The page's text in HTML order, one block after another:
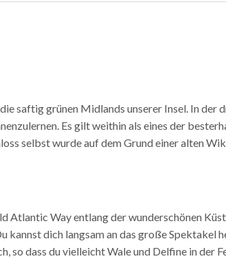
saftig grünen Midlands unserer Insel. In
Es gilt weithin als eines der
selbst wurde auf dem Grund einer alten
Atlantic Way​ entlang der wunderschönen
kannst dich langsam an das große
so dass du vielleicht Wale und Delfine in